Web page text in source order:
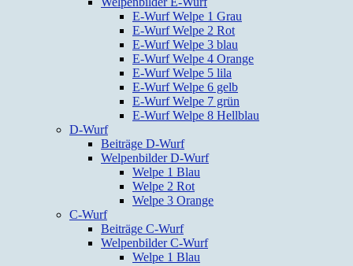
E-Wurf Welpe 1 Grau
E-Wurf Welpe 2 Rot
E-Wurf Welpe 3 blau
E-Wurf Welpe 4 Orange
E-Wurf Welpe 5 lila
E-Wurf Welpe 6 gelb
E-Wurf Welpe 7 grün
E-Wurf Welpe 8 Hellblau
D-Wurf
Beiträge D-Wurf
Welpenbilder D-Wurf
Welpe 1 Blau
Welpe 2 Rot
Welpe 3 Orange
C-Wurf
Beiträge C-Wurf
Welpenbilder C-Wurf
Welpe 1 Blau